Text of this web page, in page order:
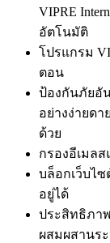
VIPRE
อัตโนมัติ
โปรแกรม
ตอน
ป้องกันภัยอั
อย่างง่ายด
ด้วย
กรองอีเมล
บล็อกเว็บไ
อยู่ได้
ประสิทธิภาพ
ผสมผสานร